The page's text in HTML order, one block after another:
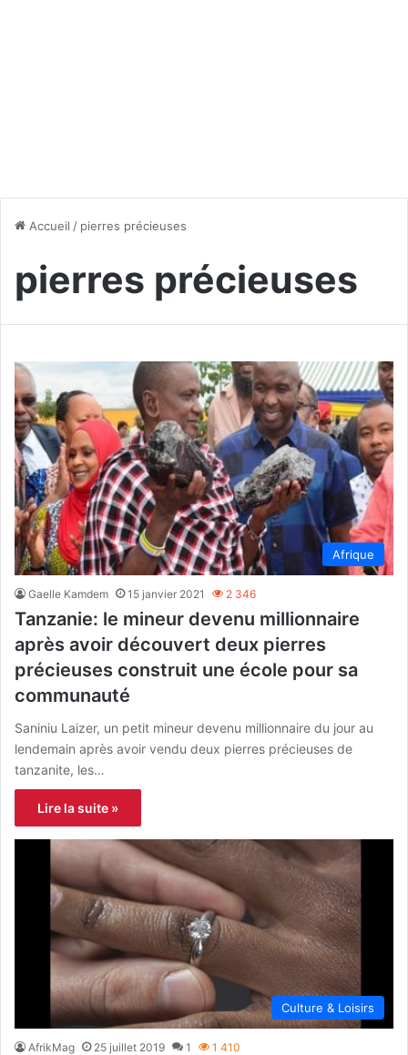
Accueil / pierres précieuses
pierres précieuses
Afrique
Gaelle Kamdem 15 janvier 2021 2 346
Tanzanie: le mineur devenu millionnaire
après avoir découvert deux pierres
précieuses construit une école pour sa
communauté
Saniniu Laizer, un petit mineur devenu millionnaire du jour au
lendemain après avoir vendu deux pierres précieuses de
tanzanite, les…
Lire la suite »
Culture & Loisirs
AfrikMag 25 juillet 2019 1 1 410